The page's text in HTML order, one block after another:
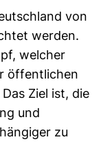
von
werden.
welcher
öffentlichen
Ziel ist, die
und
zu